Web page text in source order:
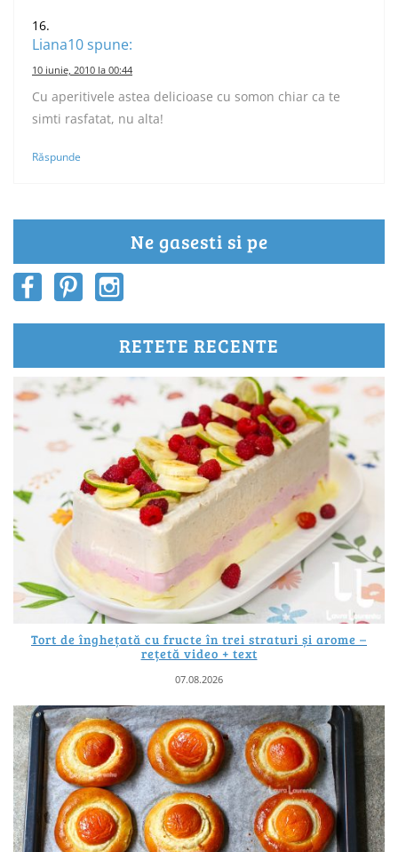
Liana10spune:
10 iunie, 2010 la 00:44
Cu aperitivele astea delicioase cu somon chiar ca te
simti rasfatat, nu alta!
Răspunde
Ne gasesti si pe
RETETE RECENTE
Tort de înghețată cu fructe în trei straturi și arome –
rețetă video + text
07.08.2026